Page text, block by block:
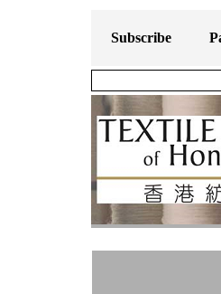
Subscribe